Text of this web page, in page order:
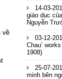
về
14-03-
giáo dục
Nguyễn
03-12-
Chau’
1908)
25-07-
minh bên